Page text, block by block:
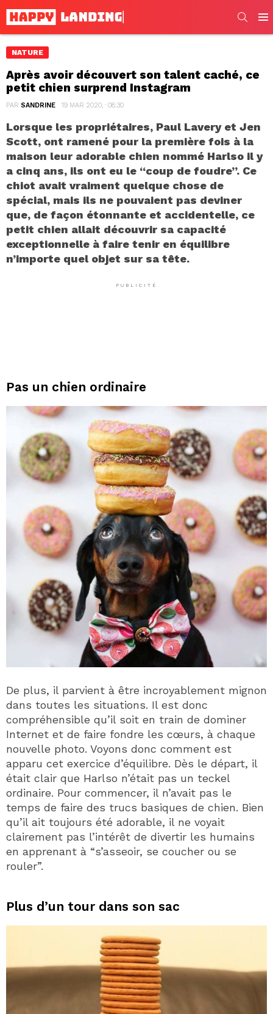
NATURE
Après avoir découvert son talent caché, ce
petit chien surprend Instagram
PAR SANDRINE 19 MAR 2020, · 08:30
Lorsque les propriétaires, Paul Lavery et Jen
Scott, ont ramené pour la première fois à la
maison leur adorable chien nommé Harlso il y
a cinq ans, ils ont eu le “coup de foudre”. Ce
chiot avait vraiment quelque chose de
spécial, mais ils ne pouvaient pas deviner
que, de façon étonnante et accidentelle, ce
petit chien allait découvrir sa capacité
exceptionnelle à faire tenir en équilibre
n’importe quel objet sur sa tête.
PUBLICITÉ
Pas un chien ordinaire
De plus, il parvient à être incroyablement mignon
dans toutes les situations. Il est donc
compréhensible qu’il soit en train de dominer
Internet et de faire fondre les cœurs, à chaque
nouvelle photo. Voyons donc comment est
apparu cet exercice d’équilibre. Dès le départ, il
était clair que Harlso n’était pas un teckel
ordinaire. Pour commencer, il n’avait pas le
temps de faire des trucs basiques de chien. Bien
qu’il ait toujours été adorable, il ne voyait
clairement pas l’intérêt de divertir les humains
en apprenant à “s’asseoir, se coucher ou se
rouler”.
Plus d’un tour dans son sac